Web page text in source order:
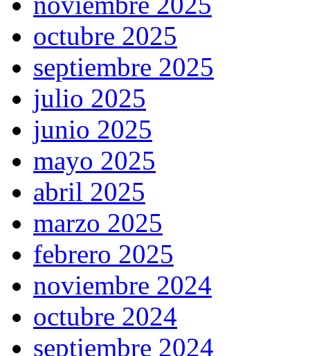
octubre 2025
septiembre 2025
julio 2025
junio 2025
mayo 2025
abril 2025
marzo 2025
febrero 2025
noviembre 2024
octubre 2024
septiembre 2024